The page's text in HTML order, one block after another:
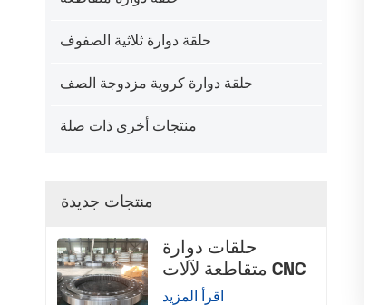
حلقة دوارة ثلاثية الصفوف
حلقة دوارة كروية مزدوجة الصف
منتجات أخرى ذات صلة
منتجات جديدة
حلقات دوارة
متقاطعة لآلات CNC
اقرأ المزيد